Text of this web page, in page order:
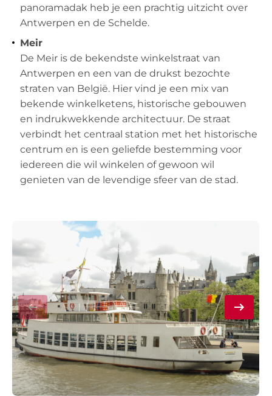
panoramadak heb je een prachtig uitzicht over
Antwerpen en de Schelde.
Meir
De Meir is de bekendste winkelstraat van
Antwerpen en een van de drukst bezochte
straten van België. Hier vind je een mix van
bekende winkelketens, historische gebouwen
en indrukwekkende architectuur. De straat
verbindt het centraal station met het historische
centrum en is een geliefde bestemming voor
iedereen die wil winkelen of gewoon wil
genieten van de levendige sfeer van de stad.